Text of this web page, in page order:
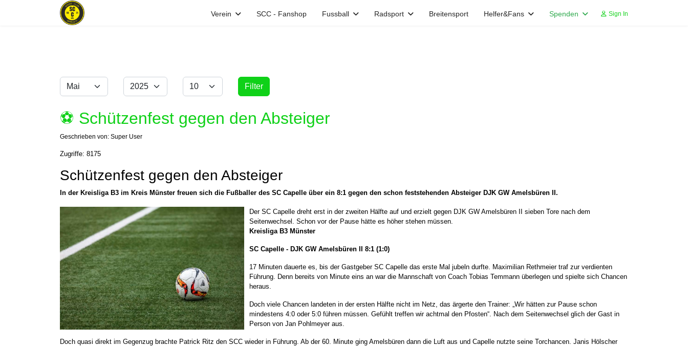
Verein SCC - Fanshop Fussball Radsport Breitensport Helfer&Fans Spenden Sign In
Filter
Monat Jahr Anzeige #
Filter
⚽️ Schützenfest gegen den Absteiger
Geschrieben von: Super User
Zugriffe: 8175
Schützenfest gegen den Absteiger
In der Kreisliga B3 im Kreis Münster freuen sich die Fußballer des SC Capelle über ein 8:1 gegen den schon feststehenden Absteiger DJK GW Amelsbüren II.
Der SC Capelle dreht erst in der zweiten Hälfte auf und erzielt gegen DJK GW Amelsbüren II sieben Tore nach dem
Seitenwechsel. Schon vor der Pause hätte es höher stehen müssen.
Kreisliga B3 Münster
SC Capelle - DJK GW Amelsbüren II 8:1 (1:0)
17 Minuten dauerte es, bis der Gastgeber SC Capelle das erste Mal jubeln durfte. Maximilian Rethmeier traf zur verdienten
Führung. Denn bereits von Minute eins an war die Mannschaft von Coach Tobias Temmann überlegen und spielte sich Chancen
heraus.
Doch viele Chancen landeten in der ersten Hälfte nicht im Netz, das ärgerte den Trainer: „Wir hätten zur Pause schon
mindestens 4:0 oder 5:0 führen müssen. Gefühlt treffen wir achtmal den Pfosten“. Nach dem Seitenwechsel glich der Gast in
Person von Jan Pohlmeyer aus.
Doch quasi direkt im Gegenzug brachte Patrick Ritz den SCC wieder in Führung. Ab der 60. Minute ging Amelsbüren dann die Luft aus und Capelle nutzte seine Torchancen. Janis Hölscher